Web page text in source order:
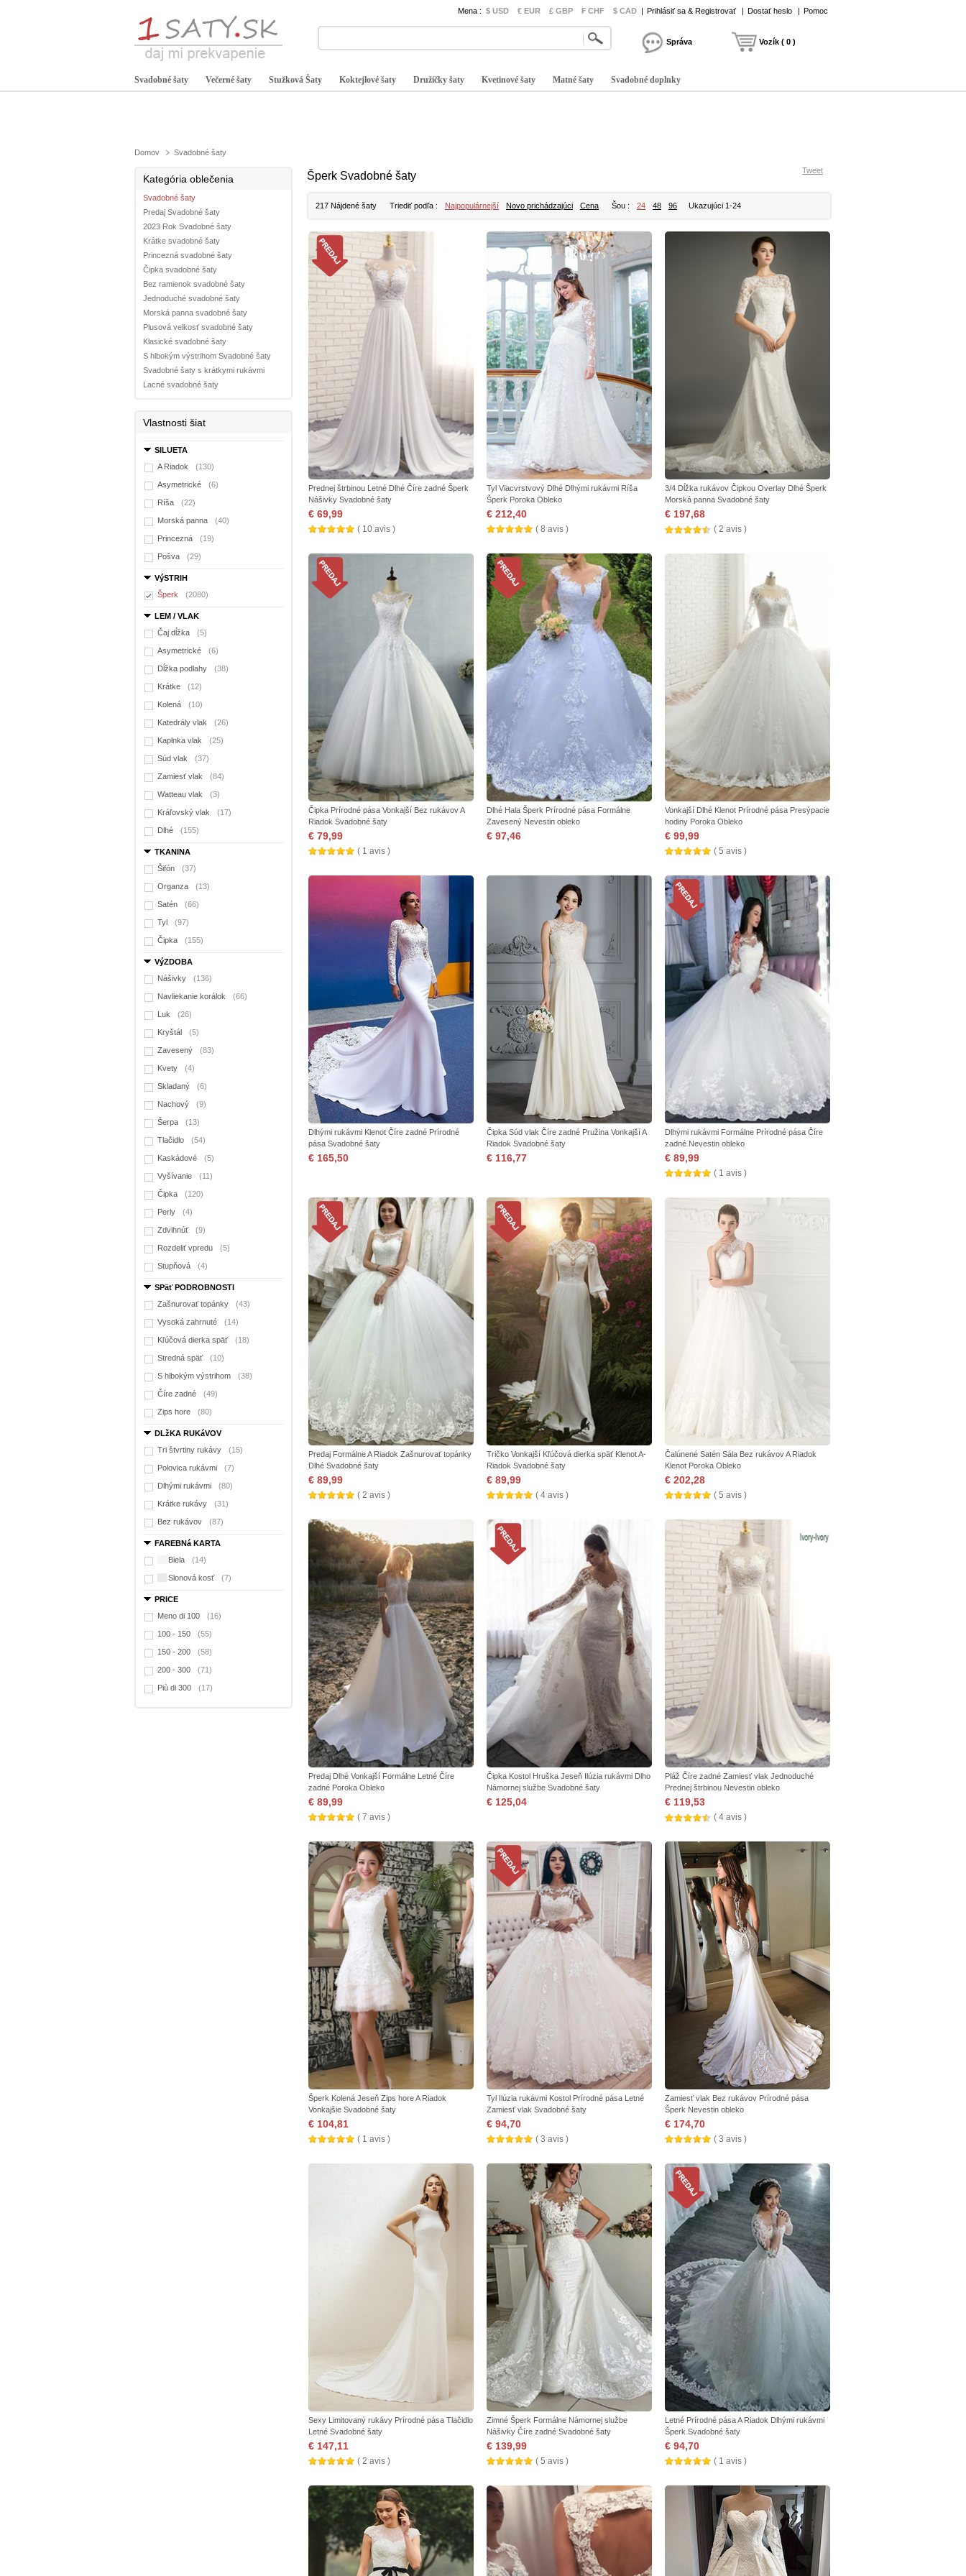
Mena : $ USD € EUR £ GBP ₣ CHF $ CAD | Prihlásiť sa & Registrovať | Dostať heslo | Pomoc
Správa Vozík ( 0 )
Svadobné šaty Večerné šaty Stužková Šaty Koktejlové šaty Družičky šaty Kvetinové šaty Matné šaty Svadobné doplnky
Domov Svadobné šaty
Kategória oblečenia
Svadobné šaty
Predaj Svadobné šaty
2023 Rok Svadobné šaty
Krátke svadobné šaty
Princezná svadobné šaty
Čipka svadobné šaty
Bez ramienok svadobné šaty
Jednoduché svadobné šaty
Morská panna svadobné šaty
Plusová velkosť svadobné šaty
Klasické svadobné šaty
S hlbokým výstrihom Svadobné šaty
Svadobné šaty s krátkymi rukávmi
Lacné svadobné šaty
Vlastnosti šiat
SILUETA
A Riadok
(130)
Asymetrické (6)
Ríša (22)
Morská panna (40)
Princezná (19)
Pošva (29)
VýSTRIH
Šperk
(2080)
LEM / VLAK
Čaj dĺžka
(5)
Asymetrické (6)
Dĺžka podlahy (38)
Krátke (12)
Kolená (10)
Katedrály vlak (26)
Kaplnka vlak (25)
Súd vlak (37)
Zamiesť vlak (84)
Watteau vlak (3)
Kráľovský vlak (17)
Dlhé (155)
TKANINA
Šifón
(37)
Organza (13)
Satén (66)
Tyl (97)
Čipka (155)
VýZDOBA
Nášivky
(136)
Navliekanie korálok (66)
Luk (26)
Kryštál (5)
Zavesený (83)
Kvety (4)
Skladaný (6)
Nachový (9)
Šerpa (13)
Tlačidlo (54)
Kaskádové (5)
Vyšívanie (11)
Čipka (120)
Perly (4)
Zdvihnúť (9)
Rozdeliť vpredu (5)
Stupňová (4)
SPäť PODROBNOSTI
Zašnurovať topánky
(43)
Vysoká zahrnuté (14)
Kľúčová dierka späť (18)
Stredná späť (10)
S hlbokým výstrihom (38)
Číre zadné (49)
Zips hore (80)
DLžKA RUKáVOV
Tri štvrtiny rukávy
(15)
Polovica rukávmi (7)
Dlhými rukávmi (80)
Krátke rukávy (31)
Bez rukávov (87)
FAREBNá KARTA
Biela
(14)
Slonová kosť (7)
PRICE
Meno di 100
(16)
100 - 150 (55)
150 - 200 (58)
200 - 300 (71)
Più di 300 (17)
Šperk Svadobné šaty Tweet
217 Nájdené šaty Triediť podľa : Najpopulárnejší Novo prichádzajúci Cena Šou : 24 48 96 Ukazujúci 1-24
Prednej štrbinou Letné Dlhé Číre zadné Šperk
Nášivky Svadobné šaty
€ 69,99
( 10 avis )
Tyl Viacvrstvový Dlhé Dlhými rukávmi Ríša
Šperk Poroka Obleko
€ 212,40
( 8 avis )
3/4 Dĺžka rukávov Čipkou Overlay Dlhé Šperk
Morská panna Svadobné šaty
€ 197,68
( 2 avis )
Čipka Prírodné pása Vonkajší Bez rukávov A
Riadok Svadobné šaty
€ 79,99
( 1 avis )
Dlhé Hala Šperk Prírodné pása Formálne
Zavesený Nevestin obleko
€ 97,46
Vonkajší Dlhé Klenot Prírodné pása Presýpacie
hodiny Poroka Obleko
€ 99,99
( 5 avis )
Dlhými rukávmi Klenot Číre zadné Prírodné
pása Svadobné šaty
€ 165,50
Čipka Súd vlak Číre zadné Pružina Vonkajší A
Riadok Svadobné šaty
€ 116,77
Dlhými rukávmi Formálne Prírodné pása Číre
zadné Nevestin obleko
€ 89,99
( 1 avis )
Predaj Formálne A Riadok Zašnurovať topánky
Dlhé Svadobné šaty
€ 89,99
( 2 avis )
Tričko Vonkajší Kľúčová dierka späť Klenot A-
Riadok Svadobné šaty
€ 89,99
( 4 avis )
Čalúnené Satén Sála Bez rukávov A Riadok
Klenot Poroka Obleko
€ 202,28
( 5 avis )
Predaj Dlhé Vonkajší Formálne Letné Číre
zadné Poroka Obleko
€ 89,99
( 7 avis )
Čipka Kostol Hruška Jeseň Ilúzia rukávmi Dlho
Námornej službe Svadobné šaty
€ 125,04
Pláž Číre zadné Zamiesť vlak Jednoduché
Prednej štrbinou Nevestin obleko
€ 119,53
( 4 avis )
Šperk Kolená Jeseň Zips hore A Riadok
Vonkajšie Svadobné šaty
€ 104,81
( 1 avis )
Tyl Ilúzia rukávmi Kostol Prírodné pása Letné
Zamiesť vlak Svadobné šaty
€ 94,70
( 3 avis )
Zamiesť vlak Bez rukávov Prírodné pása
Šperk Nevestin obleko
€ 174,70
( 3 avis )
Sexy Limitovaný rukávy Prírodné pása Tlačidlo
Letné Svadobné šaty
€ 147,11
( 2 avis )
Zimné Šperk Formálne Námornej službe
Nášivky Číre zadné Svadobné šaty
€ 139,99
( 5 avis )
Letné Prírodné pása A Riadok Dlhými rukávmi
Šperk Svadobné šaty
€ 94,70
( 1 avis )